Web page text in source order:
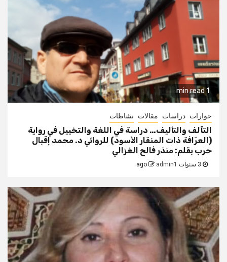
1 min read
حوارات دراسات مقالات نشاطات
التآلف والتأليف… دراسة في اللغة والتخييل في رواية
(العرّافة ذات المنقار الأسود) للروائي د. محمد إقبال
حرب بقلم: منذر فالح الغزالي
admin1